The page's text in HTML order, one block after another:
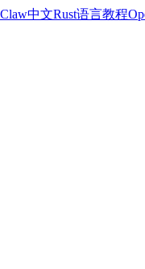
中文Rust语言教程